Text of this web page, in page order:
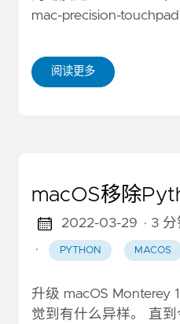
mac-precision-
阅读更多
macOS移除
2022-03-29 · 3
·
PYTHON MACOS
升级 macOS Monterey
觉到有什么异样。 直